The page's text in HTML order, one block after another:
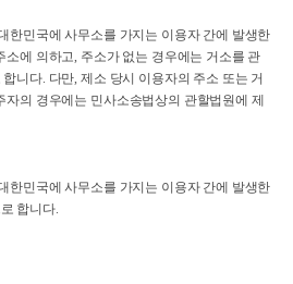
한민국에 사무소를 가지는 이용자 간에 발생한
소에 의하고, 주소가 없는 경우에는 거소를 관
니다. 다만, 제소 당시 이용자의 주소 또는 거
의 경우에는 민사소송법상의 관할법원에 제
한민국에 사무소를 가지는 이용자 간에 발생한
합니다.